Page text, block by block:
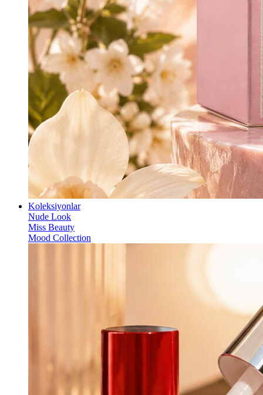
Koleksiyonlar
Nude Look
Miss Beauty
Mood Collection